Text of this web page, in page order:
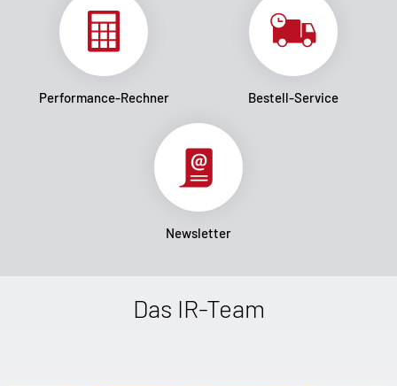
Performance-Rechner Bestell-Service
Newsletter
Das IR-Team